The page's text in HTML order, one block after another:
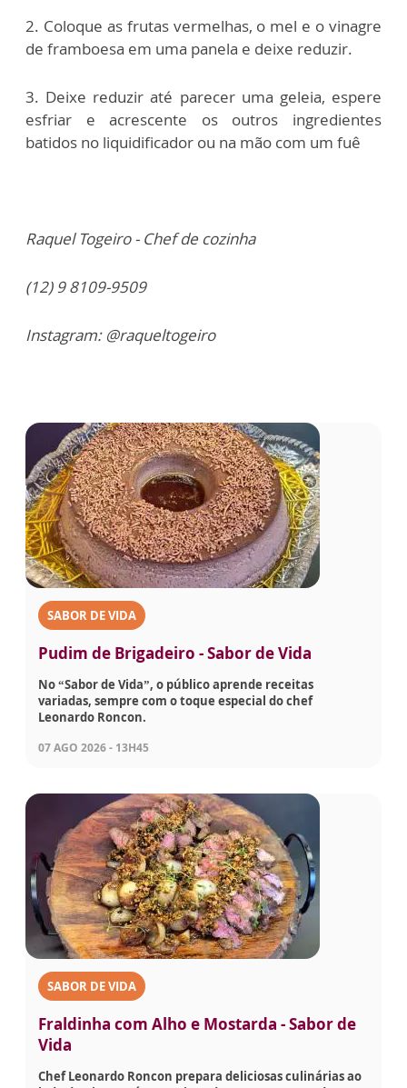
2. Coloque as frutas vermelhas, o mel e o vinagre
de framboesa em uma panela e deixe reduzir.
3. Deixe reduzir até parecer uma geleia, espere
esfriar e acrescente os outros ingredientes
batidos no liquidificador ou na mão com um fuê
Raquel Togeiro - Chef de cozinha
(12) 9 8109-9509
Instagram: @raqueltogeiro
SABOR DE VIDA
Pudim de Brigadeiro - Sabor de Vida
No “Sabor de Vida”, o público aprende receitas
variadas, sempre com o toque especial do chef
Leonardo Roncon.
07 AGO 2026 - 13H45
SABOR DE VIDA
Fraldinha com Alho e Mostarda - Sabor de
Vida
Chef Leonardo Roncon prepara deliciosas culinárias ao